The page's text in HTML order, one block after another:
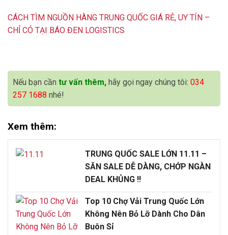
CÁCH TÌM NGUỒN HÀNG TRUNG QUỐC GIÁ RẺ, UY TÍN –
CHỈ CÓ TẠI BÁO ĐEN LOGISTICS
Nếu bạn cần tư vấn thêm, hãy gọi ngay chúng tôi: 034
257 1688 nhé!
Xem thêm:
TRUNG QUỐC SALE LỚN 11.11 –
SĂN SALE DỄ DÀNG, CHỚP NGÀN
DEAL KHỦNG !!
Top 10 Chợ Vải Trung Quốc Lớn
Không Nên Bỏ Lỡ Dành Cho Dân
Buôn Sỉ